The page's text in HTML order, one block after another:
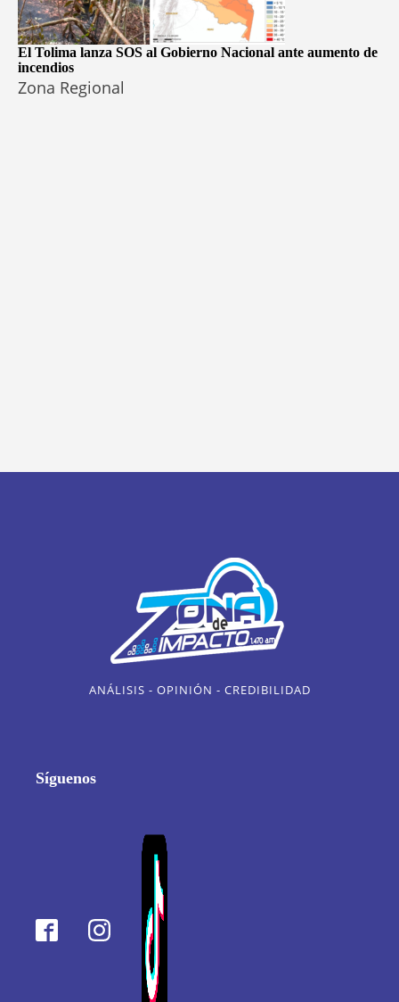
El Tolima lanza SOS al Gobierno Nacional ante aumento de
incendios
Zona Regional
ANÁLISIS - OPINIÓN - CREDIBILIDAD
Síguenos